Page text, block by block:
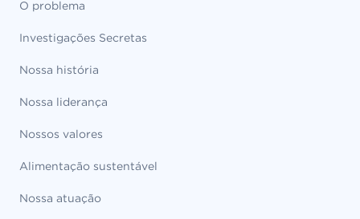
O problema
Investigações Secretas
Nossa história
Nossa liderança
Nossos valores
Alimentação sustentável
Nossa atuação